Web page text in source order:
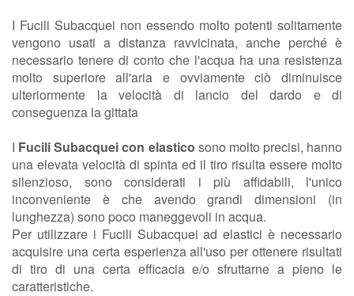
I Fucili Subacquei non essendo molto potenti solitamente
vengono usati a distanza ravvicinata, anche perché è
necessario tenere di conto che l'acqua ha una resistenza
molto superiore all'aria e ovviamente ciò diminuisce
ulteriormente la velocità di lancio del dardo e di
conseguenza la gittata
I Fucili Subacquei con elastico sono molto precisi, hanno
una elevata velocità di spinta ed il tiro risulta essere molto
silenzioso, sono considerati i più affidabili, l'unico
inconveniente è che avendo grandi dimensioni (in
lunghezza) sono poco maneggevoli in acqua.
Per utilizzare i Fucili Subacquei ad elastici è necessario
acquisire una certa esperienza all'uso per ottenere risultati
di tiro di una certa efficacia e/o sfruttarne a pieno le
caratteristiche.